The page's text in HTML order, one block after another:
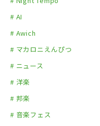
# AI
# Awich
# マカロニえんぴつ
# ニュース
# 洋楽
# 邦楽
# 音楽フェス